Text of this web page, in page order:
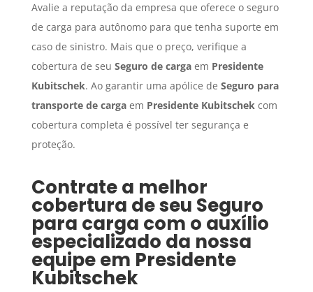
Avalie a reputação da empresa que oferece o seguro
de carga para autônomo para que tenha suporte em
caso de sinistro. Mais que o preço, verifique a
cobertura de seu Seguro de cargaem Presidente
Kubitschek. Ao garantir uma apólice de Seguro para
transporte de cargaem Presidente Kubitschekcom
cobertura completa é possível ter segurança e
proteção.
Contrate a melhor
cobertura de seu Seguro
para carga com o auxílio
especializado da nossa
equipe em Presidente
Kubitschek